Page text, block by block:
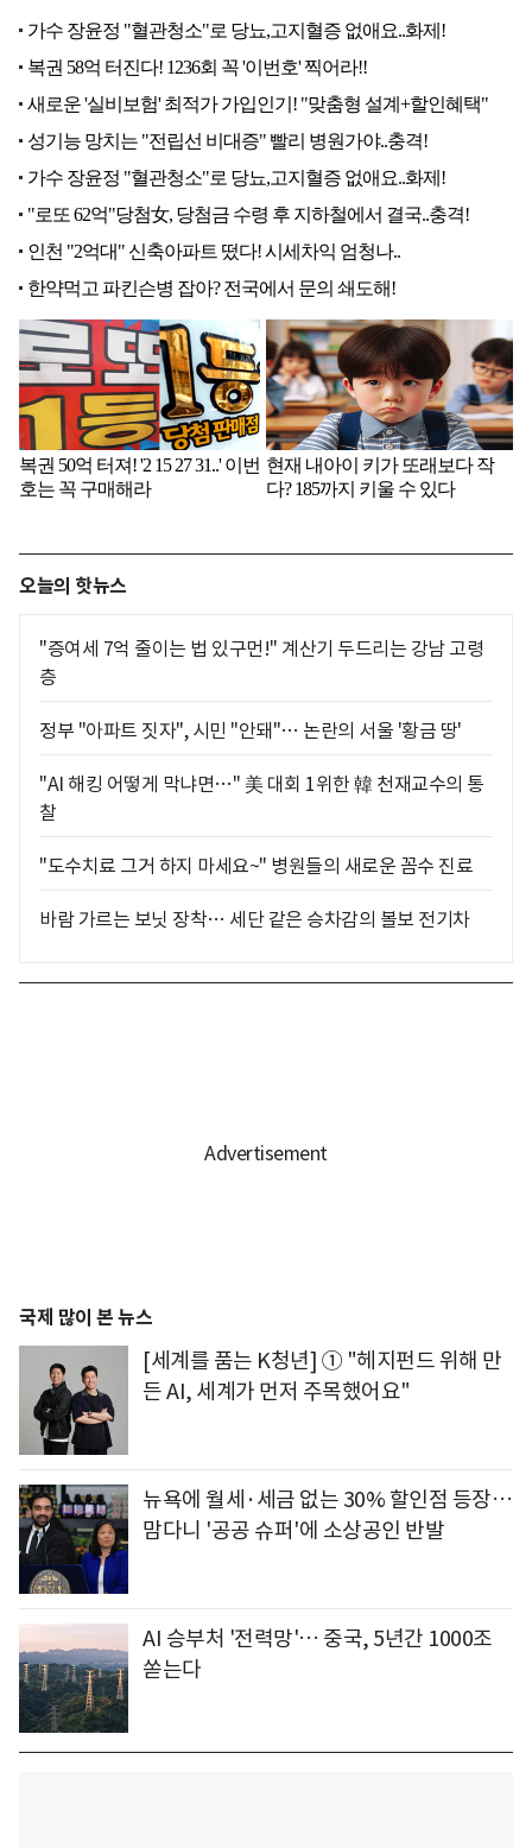
오늘의 핫뉴스
"증여세 7억 줄이는 법 있구먼!" 계산기 두드리는 강남 고령
층
정부 "아파트 짓자", 시민 "안돼"… 논란의 서울 '황금 땅'
"AI 해킹 어떻게 막냐면…" 美 대회 1위한 韓 천재교수의 통
찰
"도수치료 그거 하지 마세요~" 병원들의 새로운 꼼수 진료
바람 가르는 보닛 장착… 세단 같은 승차감의 볼보 전기차
국제 많이 본 뉴스
[세계를 품는 K청년] ① "헤지펀드 위해 만
든 AI, 세계가 먼저 주목했어요"
뉴욕에 월세·세금 없는 30% 할인점 등장…
맘다니 '공공 슈퍼'에 소상공인 반발
AI 승부처 '전력망'… 중국, 5년간 1000조
쏟는다